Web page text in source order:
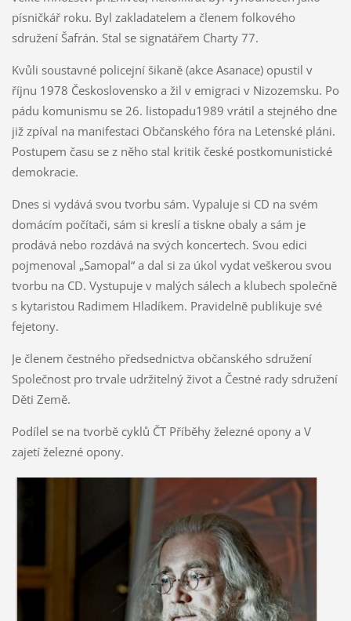
písničkář roku. Byl zakladatelem a členem folkového
sdružení Šafrán. Stal se signatářem Charty 77.
Kvůli soustavné policejní šikaně (akce Asanace) opustil v
říjnu 1978 Československo a žil v emigraci v Nizozemsku. Po
pádu komunismu se 26. listopadu1989 vrátil a stejného dne
již zpíval na manifestaci Občanského fóra na Letenské pláni.
Postupem času se z něho stal kritik české postkomunistické
demokracie.
Dnes si vydává svou tvorbu sám. Vypaluje si CD na svém
domácím počítači, sám si kreslí a tiskne obaly a sám je
prodává nebo rozdává na svých koncertech. Svou edici
pojmenoval „Samopal“ a dal si za úkol vydat veškerou svou
tvorbu na CD. Vystupuje v malých sálech a klubech společně
s kytaristou Radimem Hladíkem. Pravidelně publikuje své
fejetony.
Je členem čestného předsednictva občanského sdružení
Společnost pro trvale udržitelný život a Čestné rady sdružení
Děti Země.
Podílel se na tvorbě cyklů ČT Příběhy železné opony a V
zajetí železné opony.